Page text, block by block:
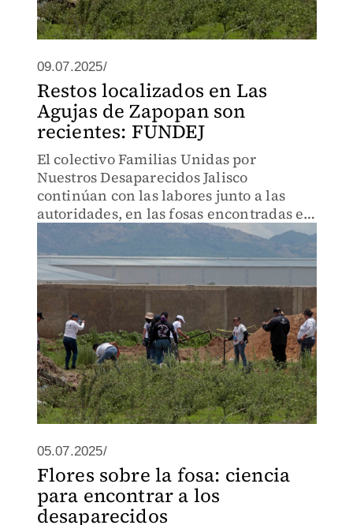
09.07.2025/
Restos localizados en Las
Agujas de Zapopan son
recientes: FUNDEJ
El colectivo Familias Unidas por
Nuestros Desaparecidos Jalisco
continúan con las labores junto a las
autoridades, en las fosas encontradas en
el predio zapopano
05.07.2025/
Flores sobre la fosa: ciencia
para encontrar a los
desaparecidos